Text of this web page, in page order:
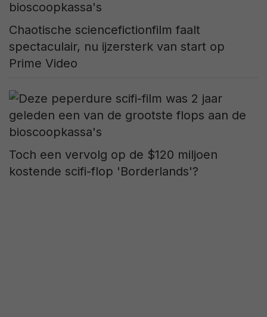
Chaotische sciencefictionfilm faalt
spectaculair, nu ijzersterk van start op
Prime Video
Toch een vervolg op de $120 miljoen
kostende scifi-flop 'Borderlands'?